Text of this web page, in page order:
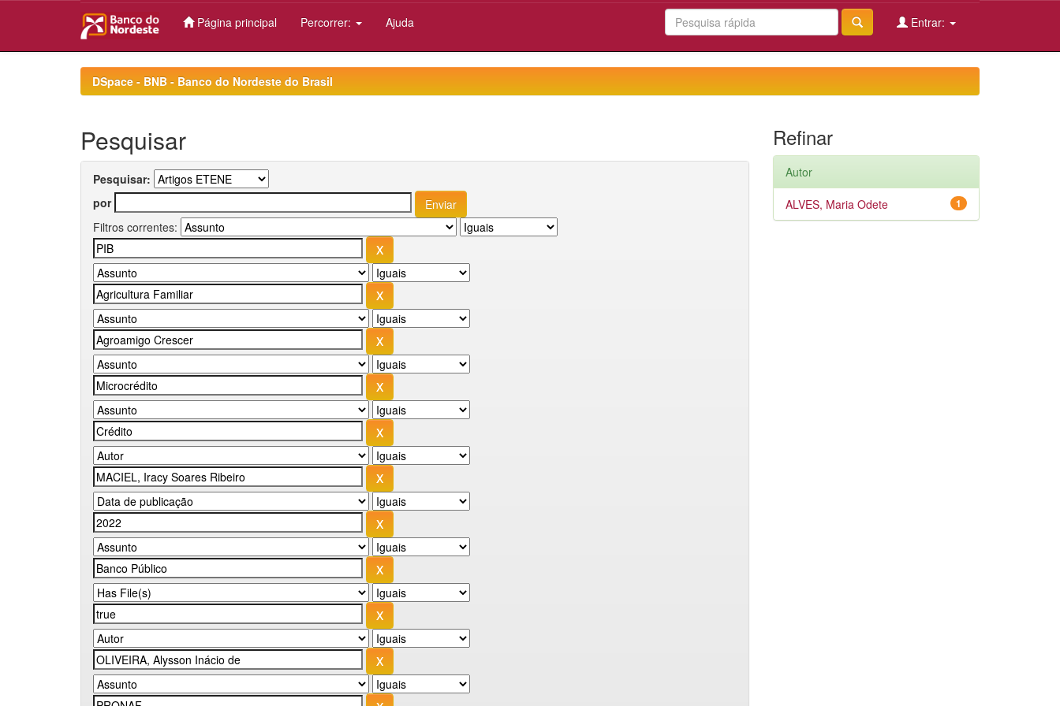
Página principal Percorrer: Ajuda Entrar:
DSpace - BNB - Banco do Nordeste do Brasil
Pesquisar
Pesquisar:
por
Filtros correntes:
Refinar
Autor
1
ALVES, Maria Odete